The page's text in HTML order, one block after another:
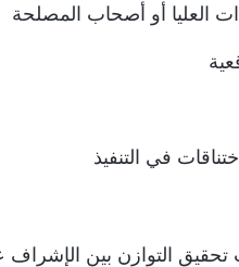
العليا أو أصحاب المصلحة
في التنفيذ
التوازن بين الإشراف